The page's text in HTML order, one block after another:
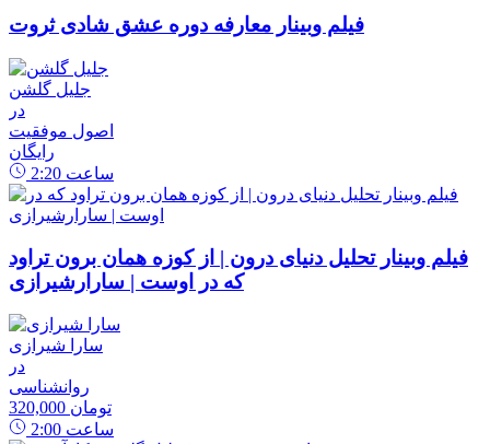
فیلم وبینار معارفه دوره عشق شادی ثروت
جلیل گلشن
در
اصول موفقیت
رایگان
2:20 ساعت
فیلم وبینار تحلیل دنیای درون | از کوزه همان برون تراود
که در اوست | سارارشیرازی
سارا شیرازی
در
روانشناسی
320,000 تومان
2:00 ساعت